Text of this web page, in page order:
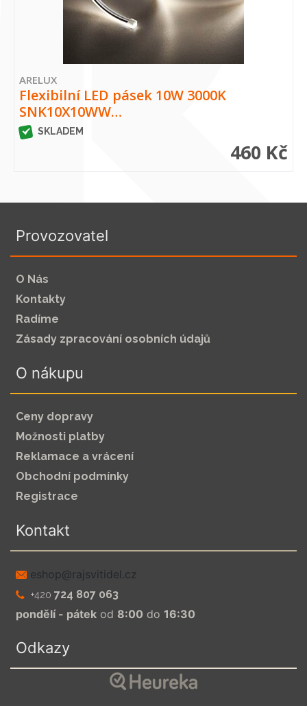
ARELUX
Flexibilní LED pásek 10W 3000K
SNK10X10WW…
SKLADEM
460 Kč
Provozovatel
O Nás
Kontakty
Radíme
Zásady zpracování osobních údajů
O nákupu
Ceny dopravy
Možnosti platby
Reklamace a vrácení
Obchodní podmínky
Registrace
Kontakt
zc.leditivsjar@pohse
+420 724 807 063
pondělí - pátek od 8:00 do 16:30
Odkazy